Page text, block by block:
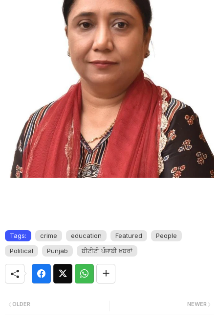
Tags: crime education Featured
People
Political
Punjab ਬੀਟੀਟੀ ਪੰਜਾਬੀ ਖ਼ਬਰਾਂ
NEWER
OLDER